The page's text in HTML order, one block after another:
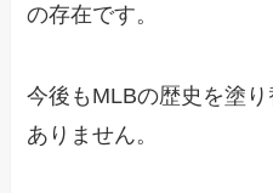
の存在です。
今後もMLBの歴史を塗
ありません。